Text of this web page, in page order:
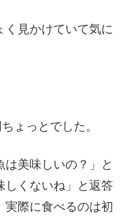
く見かけていて気に
ょっとでした。
美味しいの？」と
しくないね」と返答
実際に食べるのは初